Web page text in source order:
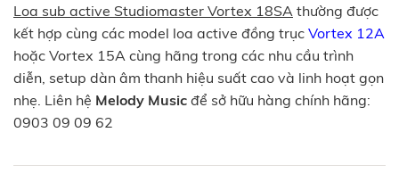
Loa sub active Studiomaster Vortex 18SA thường được
kết hợp cùng các model loa active đồng trục Vortex 12A
hoặc Vortex 15A cùng hãng trong các nhu cầu trình
diễn, setup dàn âm thanh hiệu suất cao và linh hoạt gọn
nhẹ. Liên hệ Melody Music để sở hữu hàng chính hãng:
0903 09 09 62